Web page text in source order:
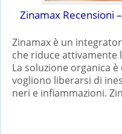
Zinamax Recensioni
Zinamax è un
che riduce attivamente
La soluzione organica
vogliono liberarsi di
neri e infiammazioni.